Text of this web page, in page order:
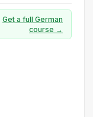
Get a full German
course →